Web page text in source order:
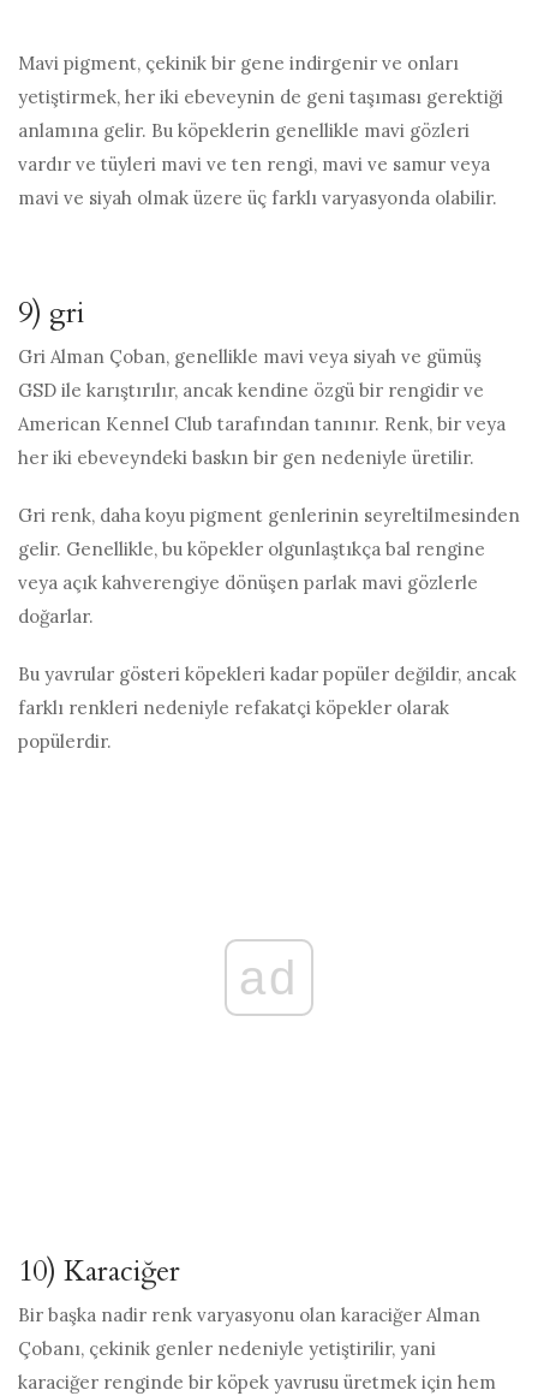
Mavi pigment, çekinik bir gene indirgenir ve onları
yetiştirmek, her iki ebeveynin de geni taşıması gerektiği
anlamına gelir. Bu köpeklerin genellikle mavi gözleri
vardır ve tüyleri mavi ve ten rengi, mavi ve samur veya
mavi ve siyah olmak üzere üç farklı varyasyonda olabilir.
9) gri
Gri Alman Çoban, genellikle mavi veya siyah ve gümüş
GSD ile karıştırılır, ancak kendine özgü bir rengidir ve
American Kennel Club tarafından tanınır. Renk, bir veya
her iki ebeveyndeki baskın bir gen nedeniyle üretilir.
Gri renk, daha koyu pigment genlerinin seyreltilmesinden
gelir. Genellikle, bu köpekler olgunlaştıkça bal rengine
veya açık kahverengiye dönüşen parlak mavi gözlerle
doğarlar.
Bu yavrular gösteri köpekleri kadar popüler değildir, ancak
farklı renkleri nedeniyle refakatçi köpekler olarak
popülerdir.
ad
10) Karaciğer
Bir başka nadir renk varyasyonu olan karaciğer Alman
Çobanı, çekinik genler nedeniyle yetiştirilir, yani
karaciğer renginde bir köpek yavrusu üretmek için hem